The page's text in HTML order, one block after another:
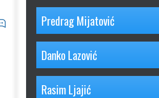
Predrag Mijatović
Danko Lazović
Rasim Ljajić